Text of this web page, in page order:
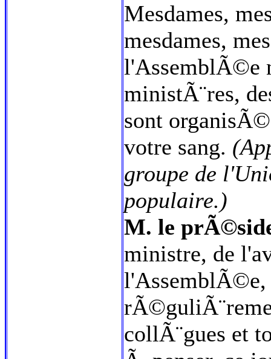
Mesdames,
mesdames,
l'AssemblÃ©e
ministÃ¨res,
sont
votre sang.
groupe de
populaire.)
M. le
ministre, de
l'AssemblÃ©e,
collÃ¨gues et